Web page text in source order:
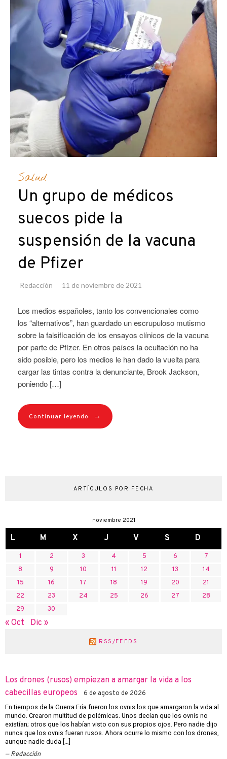
Salud
Un grupo de médicos
suecos pide la
suspensión de la vacuna
de Pfizer
Redacción 11 de noviembre de 2021
Los medios españoles, tanto los convencionales como
los “alternativos”, han guardado un escrupuloso mutismo
sobre la falsificación de los ensayos clínicos de la vacuna
por parte de Pfizer. En otros países la ocultación no ha
sido posible, pero los medios le han dado la vuelta para
cargar las tintas contra la denunciante, Brook Jackson,
poniendo […]
Continuar leyendo →
ARTÍCULOS POR FECHA
noviembre 2021
L M X J V S D
1 2 3 4 5 6
7
8
9 10 11 12 13
14
15
16 17 18 19 20
21
22
23 24 25 26 27
28
29
30
« Oct Dic »
RSS/FEEDS
Los drones (rusos) empiezan a amargar la vida a los
cabecillas europeos
6 de agosto de 2026
En tiempos de la Guerra Fría fueron los ovnis los que amargaron la vida al
mundo. Crearon multitud de polémicas. Unos decían que los ovnis no
existían; otros que los habían visto con sus propios ojos. Pero nadie dijo
nunca que los ovnis fueran rusos. Ahora ocurre lo mismo con los drones,
aunque nadie duda […]
Redacción